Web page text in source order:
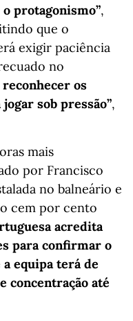
protagonismo”,
que o
exigir paciência
no
os
sob pressão”,
mais
por Francisco
no balneário e
cem por cento
acredita
para confirmar o
equipa terá de
concentração até